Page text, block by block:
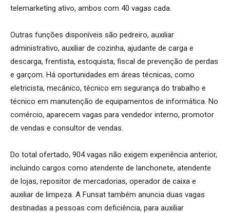
telemarketing ativo, ambos com 40 vagas cada.
Outras funções disponíveis são pedreiro, auxiliar
administrativo, auxiliar de cozinha, ajudante de carga e
descarga, frentista, estoquista, fiscal de prevenção de perdas
e garçom. Há oportunidades em áreas técnicas, como
eletricista, mecânico, técnico em segurança do trabalho e
técnico em manutenção de equipamentos de informática. No
comércio, aparecem vagas para vendedor interno, promotor
de vendas e consultor de vendas.
Do total ofertado, 904 vagas não exigem experiência anterior,
incluindo cargos como atendente de lanchonete, atendente
de lojas, repositor de mercadorias, operador de caixa e
auxiliar de limpeza. A Funsat também anuncia duas vagas
destinadas a pessoas com deficiência, para auxiliar